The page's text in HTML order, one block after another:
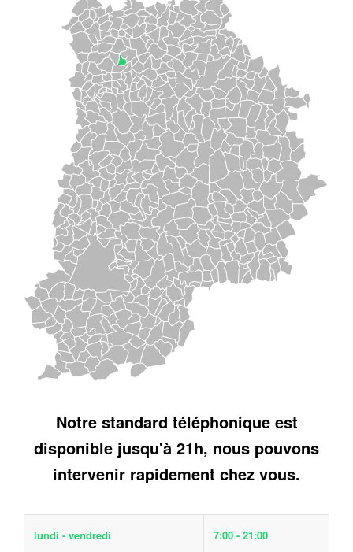
Notre standard téléphonique est
disponible jusqu'à 21h, nous pouvons
intervenir rapidement chez vous.
lundi - vendredi 7:00 - 21:00